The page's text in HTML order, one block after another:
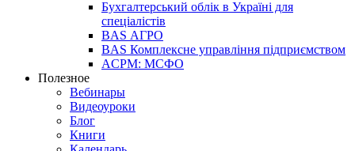
Бухгалтерський облік в Україні для
спеціалістів
BAS АГРО
BAS Комплексне управління підприємством
ACPM: МСФО
Полезное
Вебинары
Видеоуроки
Блог
Книги